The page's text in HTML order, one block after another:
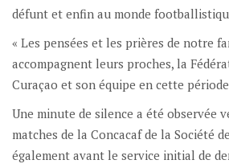
défunt et enfin au monde
« Les pensées et les prières de notre
accompagnent leurs proches, la
Curaçao et son équipe en cette
Une minute de silence a été observée
matches de la Concacaf de la Société
également avant le service initial de